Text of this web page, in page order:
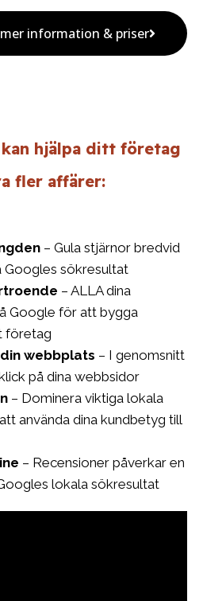
information & priser
kan hjälpa ditt företag
fler affärer:
– Gula stjärnor bredvid
Googles sökresultat
– ALLA dina
Google för att bygga
företag
webbplats – I genomsnitt
på dina webbsidor
– Dominera viktiga lokala
använda dina kundbetyg till
– Recensioner påverkar en
lokala sökresultat